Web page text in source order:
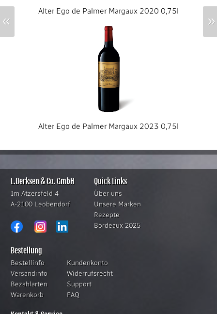
Alter Ego de Palmer Margaux 2020 0,75l
Alter Ego de Palmer Margaux 2023 0,75l
« »
L.Derksen & Co. GmbH
Im Atzersfeld 4
A-2100 Leobendorf
Quick Links
Über uns
Unsere Marken
Rezepte
Bordeaux 2025
Bestellung
Bestellinfo
Versandinfo
Bezahlarten
Warenkorb
Kundenkonto
Widerrufsrecht
Support
FAQ